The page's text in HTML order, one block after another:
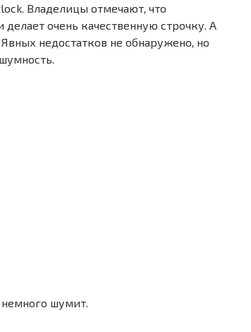
Владелицы отмечают, что
очень качественную строчку. А
недостатков не обнаружено, но
шумит.